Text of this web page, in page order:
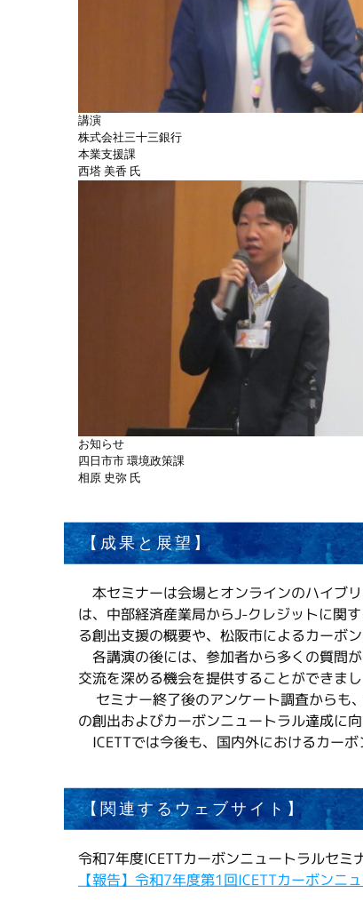
講演
株式会社三十三銀行
本業支援課
西塔 美香 氏
お知らせ
四日市市 環境政策課
相原 史弥 氏
【成果と展望】
本セミナーは会場とオンラインのハイブ
は、中部経済産業局からJ-クレジットに関
る創出支援の概要や、松阪市によるカーボ
各講演の後には、参加者から多くの質問
交流を深める機会を提供することができまし
セミナー終了後のアンケート調査からも
の創出およびカーボンニュートラル達成に
ICETTでは今後も、国内外におけるカー
【関連するウェブサイト】
令和7年度ICETTカーボンニュートラルセミ
【報告】令和7年度第1回ICETTカーボンニ